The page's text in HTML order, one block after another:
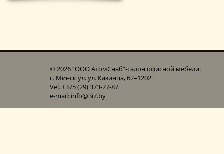
© 2026 “ООО АтомСнаб”-cалон офисной мебели:
г. Минск ул. ул. Казинца, 62–1202
Vel. +375 (29) 373-77-87
e-mail: info@3i7.by